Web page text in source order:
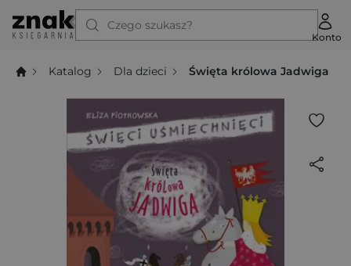
Czego szukasz?
Konto
Katalog Dla dzieci Święta królowa Jadwiga